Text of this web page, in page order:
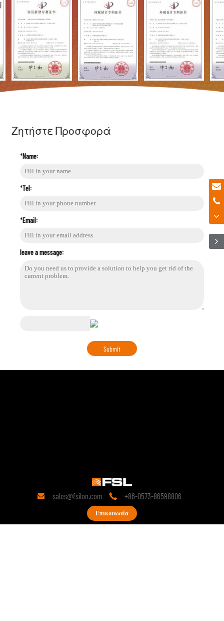
Ζητήστε Προσφορά
*Name:
*Tel:
*Email:
leave a message:
 sales@fsilon.com  +86-0573-86598806
Επικοινωνία